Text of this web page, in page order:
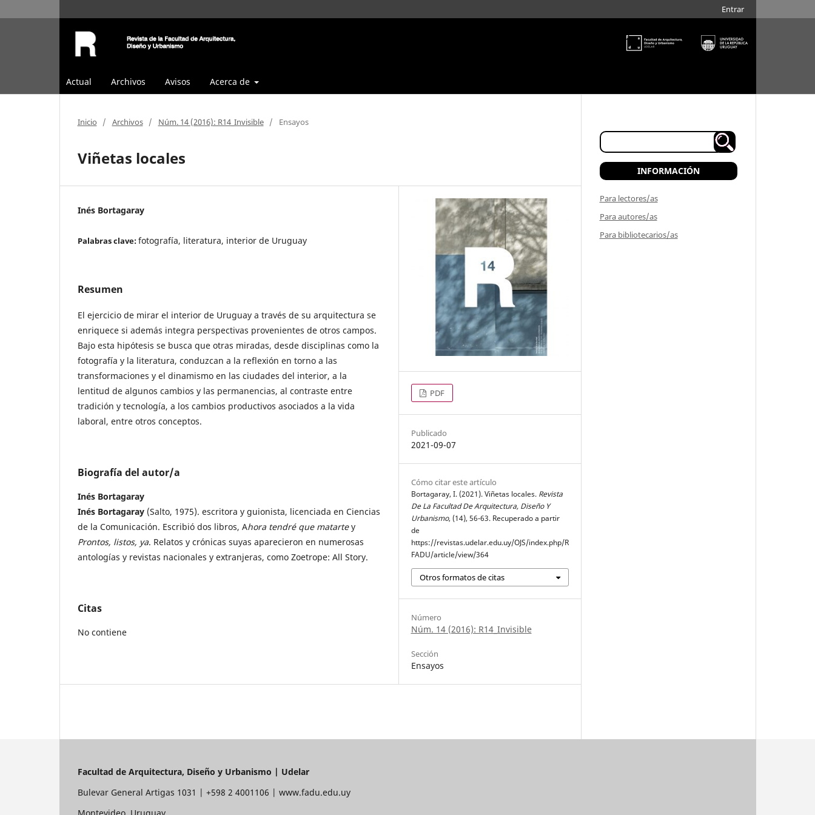
Actual Archivos Avisos Acerca de
Entrar
Inicio / Archivos / Núm. 14 (2016): R14_Invisible / Ensayos
Viñetas locales
Inés Bortagaray
Palabras clave:fotografía, literatura, interior de Uruguay
Resumen
El ejercicio de mirar el interior de Uruguay a través de su arquitectura se
enriquece si además integra perspectivas provenientes de otros campos.
Bajo esta hipótesis se busca que otras miradas, desde disciplinas como la
fotografía y la literatura, conduzcan a la reflexión en torno a las
transformaciones y el dinamismo en las ciudades del interior, a la
lentitud de algunos cambios y las permanencias, al contraste entre
tradición y tecnología, a los cambios productivos asociados a la vida
laboral, entre otros conceptos.
Biografía del autor/a
Inés Bortagaray
Inés Bortagaray(Salto, 1975). escritora y guionista, licenciada en Ciencias
de la Comunicación. Escribió dos libros, Ahora tendré que matartey
Prontos, listos, ya. Relatos y crónicas suyas aparecieron en numerosas
antologías y revistas nacionales y extranjeras, como Zoetrope: All Story.
Citas
No contiene
PDF
Publicado
2021-09-07
Cómo citar este artículo
Bortagaray, I. (2021). Viñetas locales. Revista
De La Facultad De Arquitectura, Diseño Y
Urbanismo, (14), 56-63. Recuperado a partir
de
https://revistas.udelar.edu.uy/OJS/index.php/R
FADU/article/view/364
Otros formatos de citas
Número
Núm. 14 (2016): R14_Invisible
Sección
Ensayos
INFORMACIÓN
Para lectores/as
Para autores/as
Para bibliotecarios/as
Facultad de Arquitectura, Diseño y Urbanismo | Udelar
Bulevar General Artigas 1031 | +598 2 4001106 | www.fadu.edu.uy